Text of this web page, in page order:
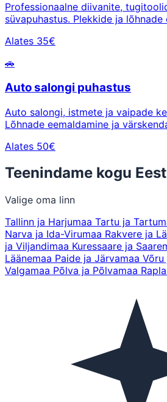
Professionaalne diivanite,
süvapuhastus. Plekkide ja lõhnade
Alates 35€
🚗
Auto salongi puhastus
Auto salongi, istmete ja vaipade
Lõhnade eemaldamine ja
Alates 50€
Teenindame kogu
Valige oma linn
Tallinn ja Harjumaa Tartu ja
Narva ja Ida-Virumaa Rakvere ja
ja Viljandimaa Kuressaare ja
Läänemaa Paide ja Järvamaa Võru
Valgamaa Põlva ja Põlvamaa